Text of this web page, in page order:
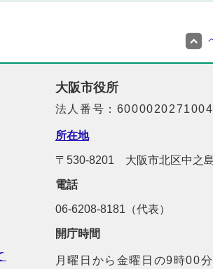
大阪市役所
法人番号：6000020271004
所在地
〒530-8201 大阪市北区中之
電話
06-6208-8181（代表）
開庁時間
月曜日から金曜日の9時00